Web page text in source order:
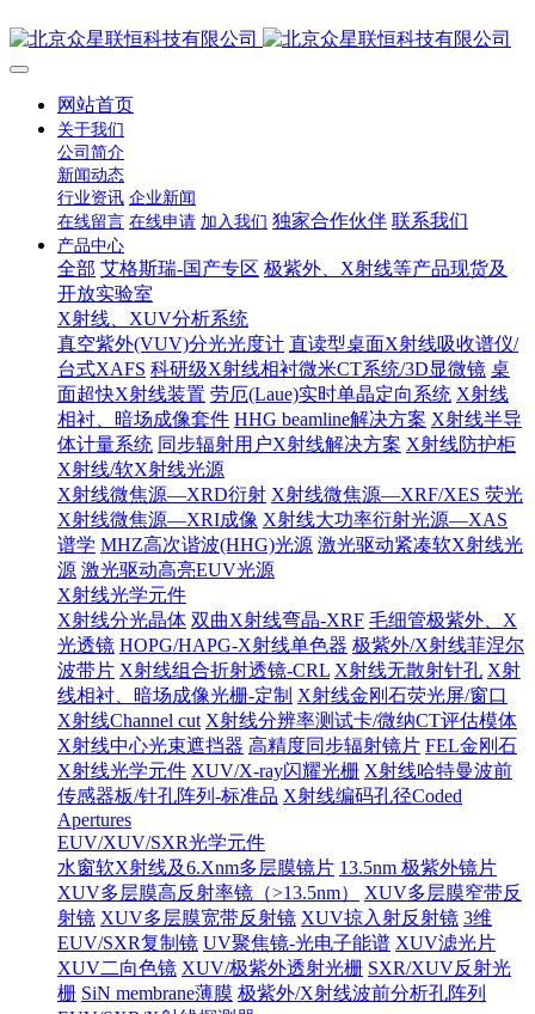
网站首页
关于我们
公司简介
新闻动态
行业资讯 企业新闻
在线留言 在线申请 加入我们 独家合作伙伴 联系我们
产品中心
全部 艾格斯瑞-国产专区 极紫外、X射线等产品现货及
开放实验室
X射线、XUV分析系统
真空紫外(VUV)分光光度计 直读型桌面X射线吸收谱仪/
台式XAFS 科研级X射线相衬微米CT系统/3D显微镜 桌
面超快X射线装置 劳厄(Laue)实时单晶定向系统 X射线
相衬、暗场成像套件 HHG beamline解决方案 X射线半导
体计量系统 同步辐射用户X射线解决方案 X射线防护柜
X射线/软X射线光源
X射线微焦源—XRD衍射 X射线微焦源—XRF/XES 荧光
X射线微焦源—XRI成像 X射线大功率衍射光源—XAS
谱学 MHZ高次谐波(HHG)光源 激光驱动紧凑软X射线光
源 激光驱动高亮EUV光源
X射线光学元件
X射线分光晶体 双曲X射线弯晶-XRF 毛细管极紫外、X
光透镜 HOPG/HAPG-X射线单色器 极紫外/X射线菲涅尔
波带片 X射线组合折射透镜-CRL X射线无散射针孔 X射
线相衬、暗场成像光栅-定制 X射线金刚石荧光屏/窗口
X射线Channel cut X射线分辨率测试卡/微纳CT评估模体
X射线中心光束遮挡器 高精度同步辐射镜片 FEL金刚石
X射线光学元件 XUV/X-ray闪耀光栅 X射线哈特曼波前
传感器板/针孔阵列-标准品 X射线编码孔径Coded
Apertures
EUV/XUV/SXR光学元件
水窗软X射线及6.Xnm多层膜镜片 13.5nm 极紫外镜片
XUV多层膜高反射率镜（>13.5nm）
XUV多层膜窄带反
射镜 XUV多层膜宽带反射镜 XUV掠入射反射镜 3维
EUV/SXR复制镜 UV聚焦镜-光电子能谱 XUV滤光片
XUV二向色镜 XUV/极紫外透射光栅 SXR/XUV反射光
栅 SiN membrane薄膜 极紫外/X射线波前分析孔阵列